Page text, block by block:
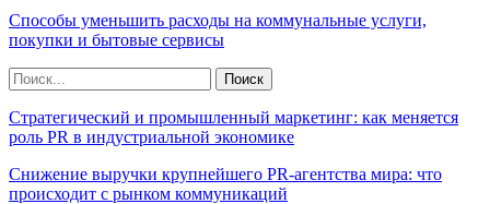
Способы уменьшить расходы на коммунальные услуги,
покупки и бытовые сервисы
Стратегический и промышленный маркетинг: как меняется
роль PR в индустриальной экономике
Снижение выручки крупнейшего PR-агентства мира: что
происходит с рынком коммуникаций